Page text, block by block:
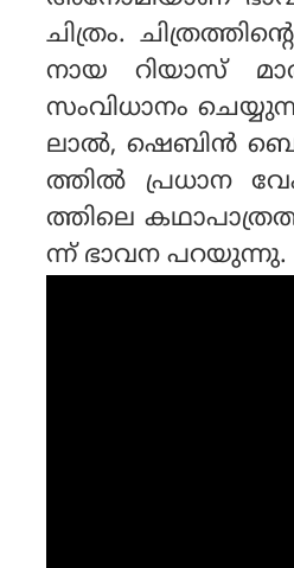
ചിത്രം.
നായ റിയാസ്
സംവിധാനം
ലാൽ, ഷെബിൻ
ത്തിൽ പ്രധാന
ത്തിലെ
ന്ന് ഭാവന പറയുന്നു.